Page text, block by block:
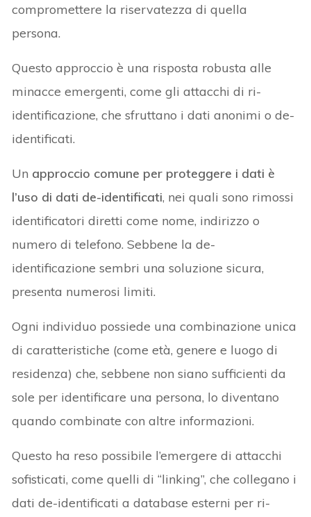
compromettere la riservatezza di quella
persona.
Questo approccio è una risposta robusta alle
minacce emergenti, come gli attacchi di ri-
identificazione, che sfruttano i dati anonimi o de-
identificati.
Un approccio comune per proteggere i dati è
l’uso di dati de-identificati, nei quali sono rimossi
identificatori diretti come nome, indirizzo o
numero di telefono. Sebbene la de-
identificazione sembri una soluzione sicura,
presenta numerosi limiti.
Ogni individuo possiede una combinazione unica
di caratteristiche (come età, genere e luogo di
residenza) che, sebbene non siano sufficienti da
sole per identificare una persona, lo diventano
quando combinate con altre informazioni.
Questo ha reso possibile l’emergere di attacchi
sofisticati, come quelli di “linking”, che collegano i
dati de-identificati a database esterni per ri-